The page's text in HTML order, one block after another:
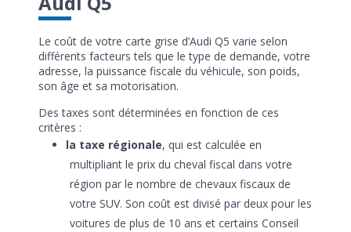
Le coût de votre carte grise d’Audi Q5 varie selon
différents facteurs tels que le type de demande, votre
adresse, la puissance fiscale du véhicule, son poids,
son âge et sa motorisation.
Des taxes sont déterminées en fonction de ces
critères :
la taxe régionale, qui est calculée en
multipliant le prix du cheval fiscal dans votre
région par le nombre de chevaux fiscaux de
votre SUV. Son coût est divisé par deux pour les
voitures de plus de 10 ans et certains Conseil